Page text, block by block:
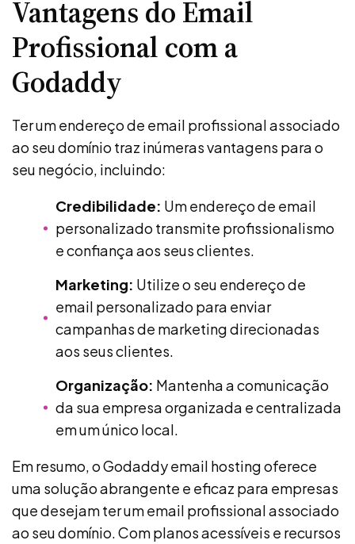
Vantagens do Email
Profissional com a
Godaddy
Ter um endereço de email profissional associado
ao seu domínio traz inúmeras vantagens para o
seu negócio, incluindo:
Credibilidade: Um endereço de email
personalizado transmite profissionalismo
e confiança aos seus clientes.
Marketing: Utilize o seu endereço de
email personalizado para enviar
campanhas de marketing direcionadas
aos seus clientes.
Organização: Mantenha a comunicação
da sua empresa organizada e centralizada
em um único local.
Em resumo, o Godaddy email hosting oferece
uma solução abrangente e eficaz para empresas
que desejam ter um email profissional associado
ao seu domínio. Com planos acessíveis e recursos